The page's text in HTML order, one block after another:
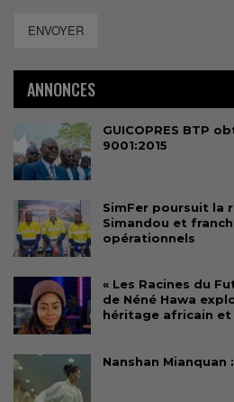
ENVOYER
ANNONCES
GUICOPRES BTP
9001:2015
SimFer poursuit la
Simandou et
opérationnels
« Les Racines du
de Néné Hawa
héritage africain
Nanshan